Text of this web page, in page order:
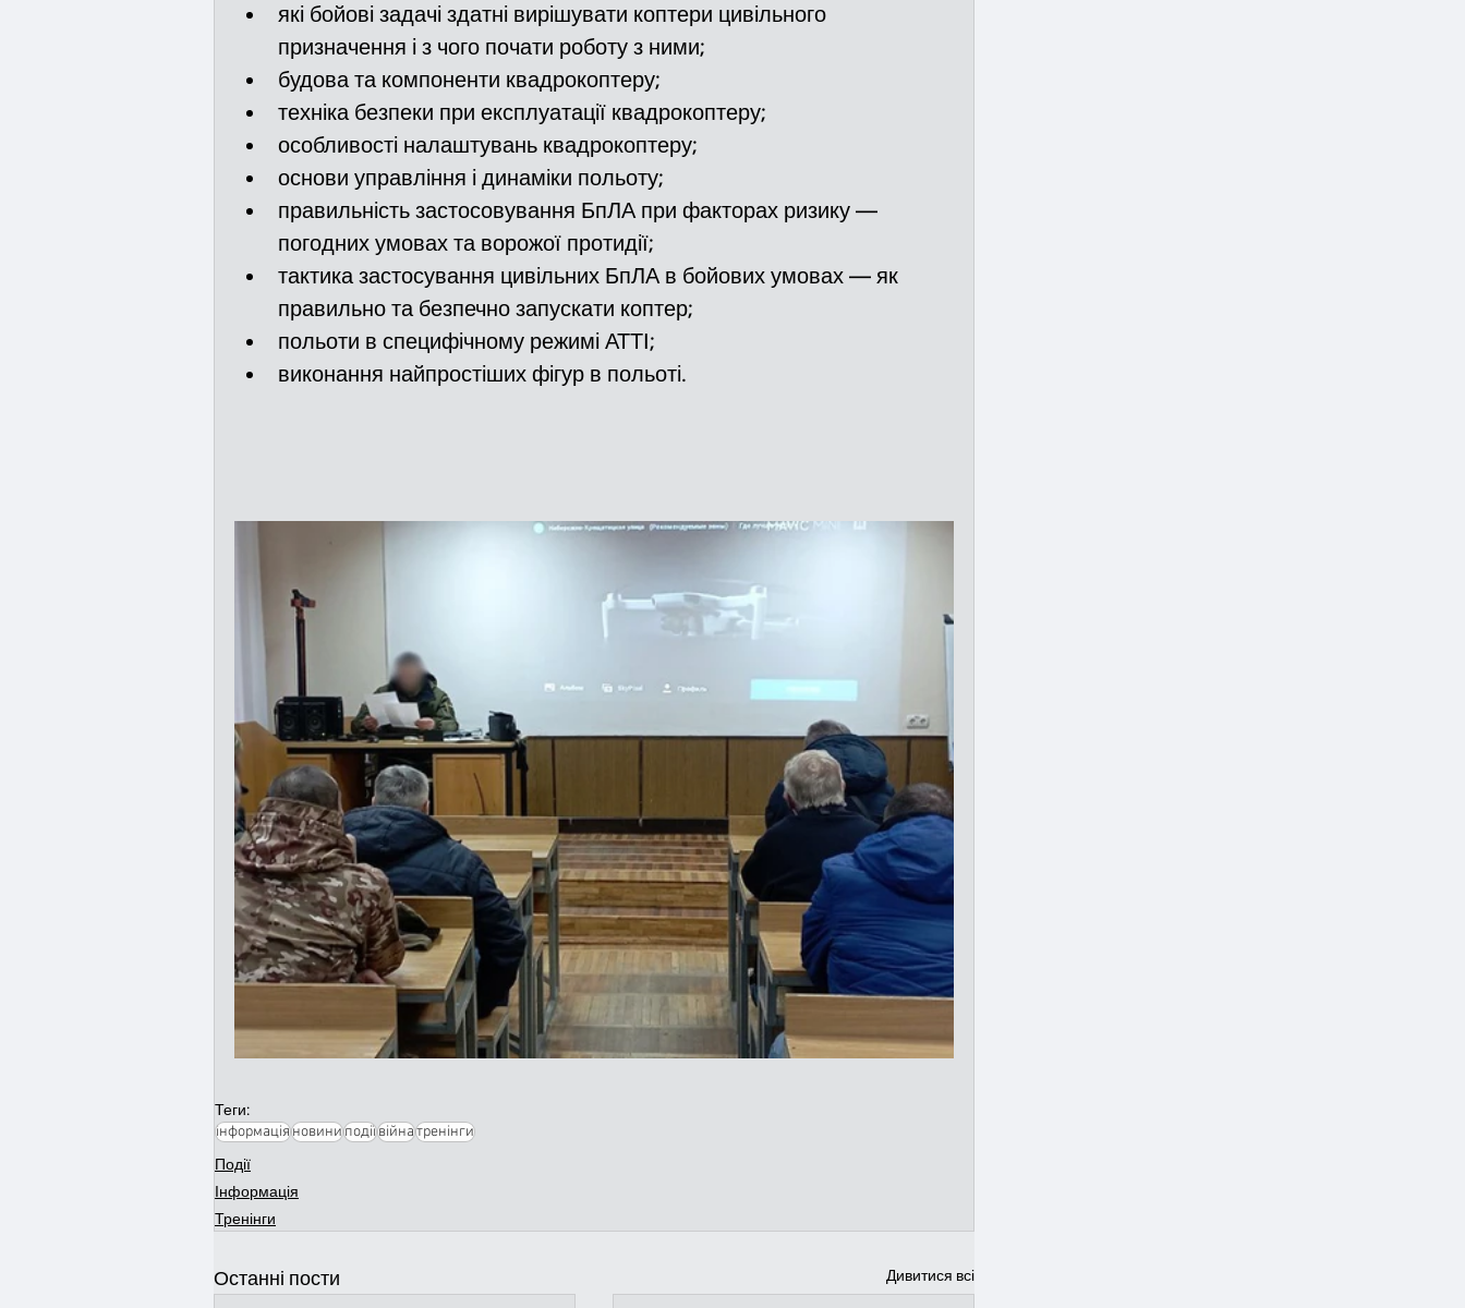
які бойові задачі здатні вирішувати коптери цивільного
призначення і з чого почати роботу з ними;
будова та компоненти квадрокоптеру;
техніка безпеки при експлуатації квадрокоптеру;
особливості налаштувань квадрокоптеру;
основи управління і динаміки польоту;
правильність застосовування БпЛА при факторах ризику —
погодних умовах та ворожої протидії;
тактика застосування цивільних БпЛА в бойових умовах — як
правильно та безпечно запускати коптер;
польоти в специфічному режимі АТТІ;
виконання найпростіших фігур в польоті.
Теги:
інформаціяновиниподіївійнатренінги
Події
Інформація
Тренінги
Останні пости Дивитися всі